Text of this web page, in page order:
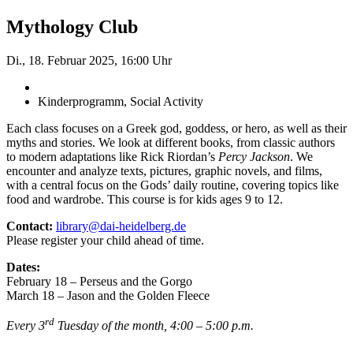
Mythology Club
Di., 18. Februar 2025, 16:00 Uhr
Kinderprogramm, Social Activity
Each class focuses on a Greek god, goddess, or hero, as well as their
myths and stories. We look at different books, from classic authors
to modern adaptations like Rick Riordan’s Percy Jackson. We
encounter and analyze texts, pictures, graphic novels, and films,
with a central focus on the Gods’ daily routine, covering topics like
food and wardrobe. This course is for kids ages 9 to 12.
Contact: library@dai-heidelberg.de
Please register your child ahead of time.
Dates:
February 18 – Perseus and the Gorgo
March 18 – Jason and the Golden Fleece
Every 3rd Tuesday of the month, 4:00 – 5:00 p.m.